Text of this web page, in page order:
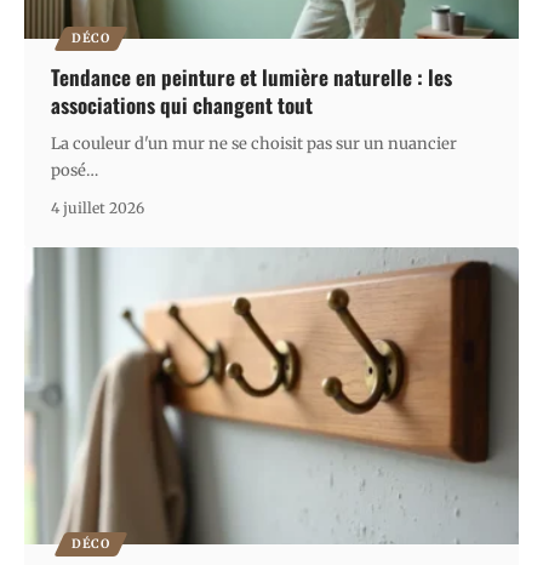
DÉCO
Tendance en peinture et lumière naturelle : les
associations qui changent tout
La couleur d'un mur ne se choisit pas sur un nuancier
posé…
4 juillet 2026
DÉCO